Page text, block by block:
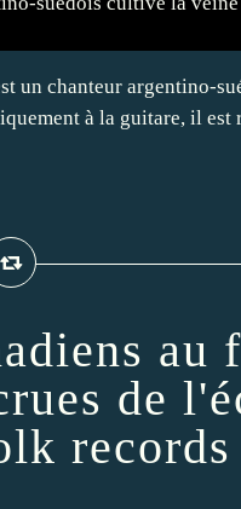
un chanteur argentino-
à la guitare, il est
au
de
records